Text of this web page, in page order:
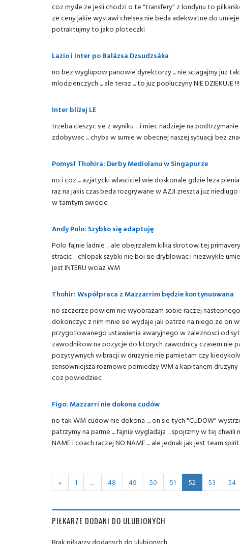
coz mysle ze jesli chodzi o te "transfery" z londynu to
ze ceny jakie wystawi chelsea nie beda adekwatne do
potraktujmy to jako ploteczki
Lazio i Inter po Balázsa Dzsudzsáka
no bez wyglupow panowie dyrektorzy ... nie sciagajmy juz
mlodzienczych ... ale teraz ... to juz popluczyny NIE DZIEKUJE !!!
Inter bliżej LE
trzeba cieszyc sie z wyniku ... i miec nadzieje na
zdobywac ... chyba w sumie w obecnej naszej sytuacji bez
Pomysł Thohira: Derby Mediolanu w Singapurze
no i coz ... azjatycki wlasciciel wie doskonale gdzie leza
raz na jakis czas beda rozgrywane w AZJI zreszta juz
w tamtym swiecie
Andy Polo: Szybko się adaptuję
Polo fajnie ladnie ... ale obejrzalem kilka skrotow tej
stracic ... chlopak szybki nie boi sie dryblowac i niezwykle
jest INTERU wciaz WM
Thohir: Współpraca z Mazzarrim będzie kontynuowana
no szczerze powiem nie wyobrazam sobie raczej
dokonczyc z nim mnie sie wydaje jak patrze na niego ze on
przygotowanego ustawienia awaryjnego w zaleznosci od
zawodnikow na pozycje do ktorych zawodnicy czasem nie
pozytywnych wibracji w druzynie nie pamietam czy
sensowniejsza rozmowe pomiedzy WM a kapitanem
coz powiedziec
Figo: Mazzarri nie dokona cudów
no tak WM cudow nie dokona .... on sie tych "CUDOW"
patrzymy na parme ... fajnie wygladaja ... spojrzmy w tej
NAME i coach raczej NO NAME ... ale jednak jak jest team
« 1 ..... 48 49 50 51 52 53 54
PIŁKARZE DODANI DO ULUBIONYCH
Brak piłkarzy dodanych do ulubionych